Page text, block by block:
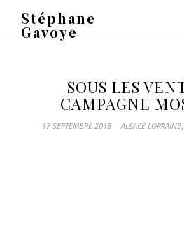
Stéphane
Gavoye
SOUS LES
CAMPAGNE
17 SEPTEMBRE 2013 ALSACE LORRAINE,